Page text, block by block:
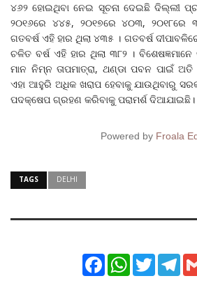
୪୬୨ ହୋଇଥିବା ନେଇ ସୂଚନା ଦେଇଛି ଦିଲ୍ଲୀ
୨୦୧୬ରେ ୪୪୫, ୨୦୧୭ରେ ୪୦୩, ୨୦୧୮ରେ
ଗତବର୍ଷ ଏହି ହାର ଥିଲା ୪୩୫ । ଗତବର୍ଷ
ଚଳିତ ବର୍ଷ ଏହି ହାର ଥିଲା ୩୮୨ ।
ମାନ ନିମ୍ନ ତାପମାତ୍ରା, ଥଣ୍ଡା ପବନ ପାଇଁ
ଏହା ଆହୁରି ଅଧିକ ଖରାପ ହେବାକୁ ଯାଉଥିବାରୁ
ପଦକ୍ଷେପ ଗ୍ରହଣ କରିବାକୁ ପରାମର୍ଶ ଦିଆଯାଇଛି।
Powered by Froala
TAGS DELHI
FacebookWhatsApp
Twitter